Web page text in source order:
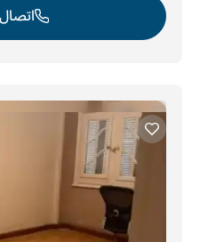
اتصال